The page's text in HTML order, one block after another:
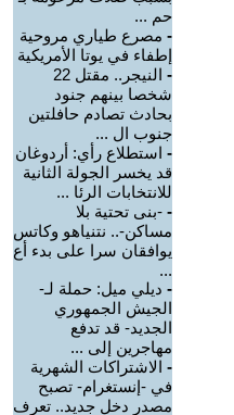
حم ...
- مصرع طياري مروحية
إطفاء في يوتا الأمريكية
-
النيجر.. مقتل 22
شخصا بينهم جنود
بحادث تصادم حافلتين
جنوب ال ...
- استطلاع رأي: أردوغان
قد يخسر الجولة الثانية
للانتخابات الرئا ...
- -بنى تحتية بلا
مساكن-.. نتنياهو وكاتس
يوافقان سرا على بدء أع
...
- ديلي ميل: حملة لـ-
الجيش الجمهوري
الجديد- قد تدفع
مهاجرين إلى ...
- الاشتراكات الشهرية
في -إنستغرام- تصبح
مصدر دخل جديد.. تعرف